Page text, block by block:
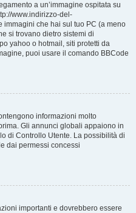
a un’immagine ospitata su
www.indirizzo-del-
immagini che hai sul tuo PC (a meno
si trovano dietro sistemi di
yahoo o hotmail, siti protetti da
puoi usare il comando BBCode
informazioni molto
Gli annunci globali appaiono in
di Controllo Utente. La possibilità di
dai permessi concessi
importanti e dovrebbero essere